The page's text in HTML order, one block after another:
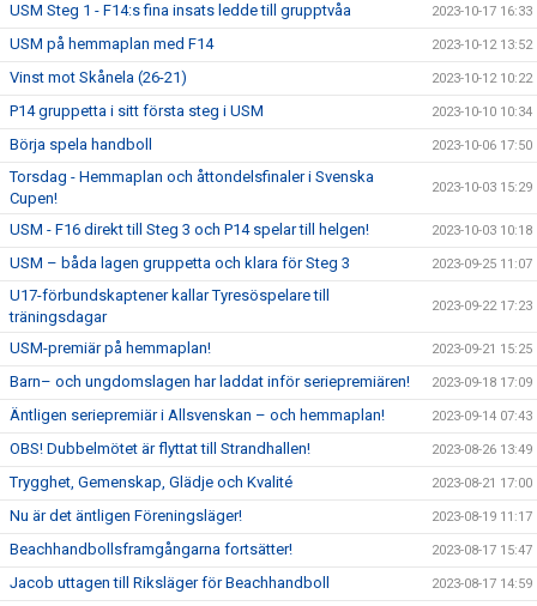
USM Steg 1 - F14:s fina insats ledde till grupptvåa 2023-10-17 16:33
USM på hemmaplan med F14 2023-10-12 13:52
Vinst mot Skånela (26-21) 2023-10-12 10:22
P14 gruppetta i sitt första steg i USM 2023-10-10 10:34
Börja spela handboll 2023-10-06 17:50
Torsdag - Hemmaplan och åttondelsfinaler i Svenska
Cupen!
2023-10-03 15:29
USM - F16 direkt till Steg 3 och P14 spelar till helgen! 2023-10-03 10:18
USM – båda lagen gruppetta och klara för Steg 3 2023-09-25 11:07
U17-förbundskaptener kallar Tyresöspelare till
träningsdagar
2023-09-22 17:23
USM-premiär på hemmaplan! 2023-09-21 15:25
Barn– och ungdomslagen har laddat inför seriepremiären! 2023-09-18 17:09
Äntligen seriepremiär i Allsvenskan – och hemmaplan! 2023-09-14 07:43
OBS! Dubbelmötet är flyttat till Strandhallen! 2023-08-26 13:49
Trygghet, Gemenskap, Glädje och Kvalité 2023-08-21 17:00
Nu är det äntligen Föreningsläger! 2023-08-19 11:17
Beachhandbollsframgångarna fortsätter! 2023-08-17 15:47
Jacob uttagen till Riksläger för Beachhandboll 2023-08-17 14:59